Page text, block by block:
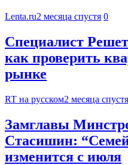
Lenta.ru2 месяца спустя 0
Специалист
как проверить
рынке
RT на русском2 месяца спустя
Замглавы
Стасишин:
изменится с июля